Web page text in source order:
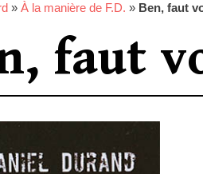
» À la manière de F.D. » Ben, faut
faut